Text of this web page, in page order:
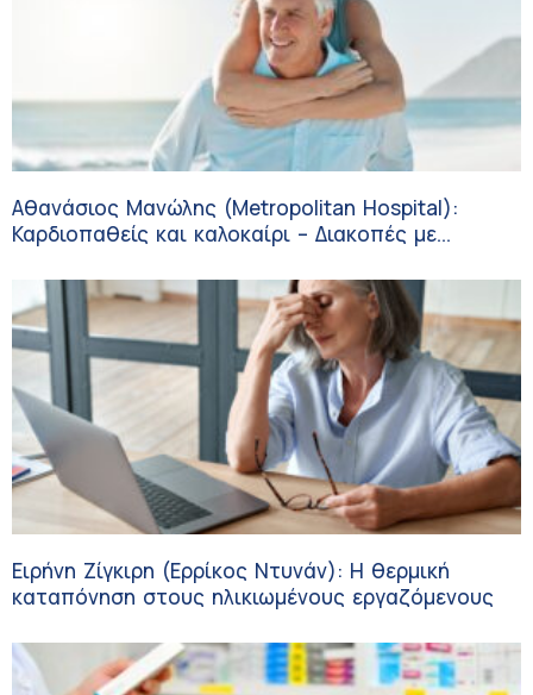
Αθανάσιος Μανώλης (Metropolitan Hospital):
Καρδιοπαθείς και καλοκαίρι – Διακοπές με
Ειρήνη Ζίγκιρη (Ερρίκος Ντυνάν): H θερμική
καταπόνηση στους ηλικιωμένους εργαζόμενους